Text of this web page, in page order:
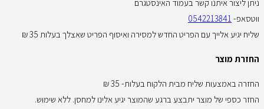
ניתן ליצור איתנו קשר בעמוד האינסטגרם
ווטסאפ- 0542213841
שליח יגיע אלייך עם הפריט החדש למסירה ואיסוף הפריט שאצלך בעלות 35 ₪
החזרת מוצר
החזרה באמצעות שליח מבית הלקוח בעלות- 35 ₪
החזר כספי של מוצר יתבצע ברגע שהמוצר יגיע אלינו למחסן. ללא שימוש.